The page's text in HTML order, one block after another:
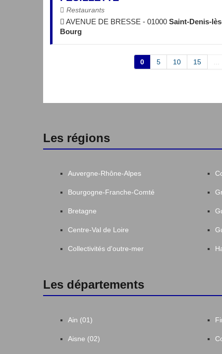
Restaurants
AVENUE DE BRESSE - 01000 Saint-Denis-
Bourg
0 5 10 15 ...
Les régions
Auvergne-Rhône-Alpes
Bourgogne-Franche-Comté
Bretagne
Centre-Val de Loire
Collectivités d'outre-mer
Les départements
Ain (01)
Aisne (02)